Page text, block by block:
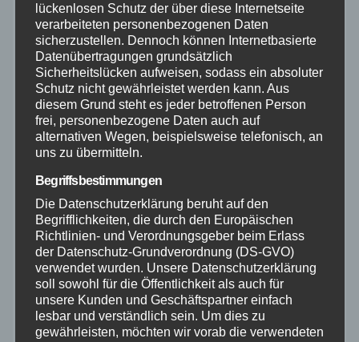
Neuwied
Polizei
Rettungsdienst
Rhein-Lahn
THW
Veranstaltungen
Video
Westerwald
lückenlosen Schutz der über diese Internetseite
verarbeiteten personenbezogenen Daten
sicherzustellen. Dennoch können Internetbasierte
Datenübertragungen grundsätzlich
Sicherheitslücken aufweisen, sodass ein absoluter
Schutz nicht gewährleistet werden kann. Aus
diesem Grund steht es jeder betroffenen Person
frei, personenbezogene Daten auch auf
alternativen Wegen, beispielsweise telefonisch, an
uns zu übermitteln.
Begriffsbestimmungen
Die Datenschutzerklärung beruht auf den
Begrifflichkeiten, die durch den Europäischen
Richtlinien- und Verordnungsgeber beim Erlass
der Datenschutz-Grundverordnung (DS-GVO)
verwendet wurden. Unsere Datenschutzerklärung
soll sowohl für die Öffentlichkeit als auch für
unsere Kunden und Geschäftspartner einfach
lesbar und verständlich sein. Um dies zu
gewährleisten, möchten wir vorab die verwendeten